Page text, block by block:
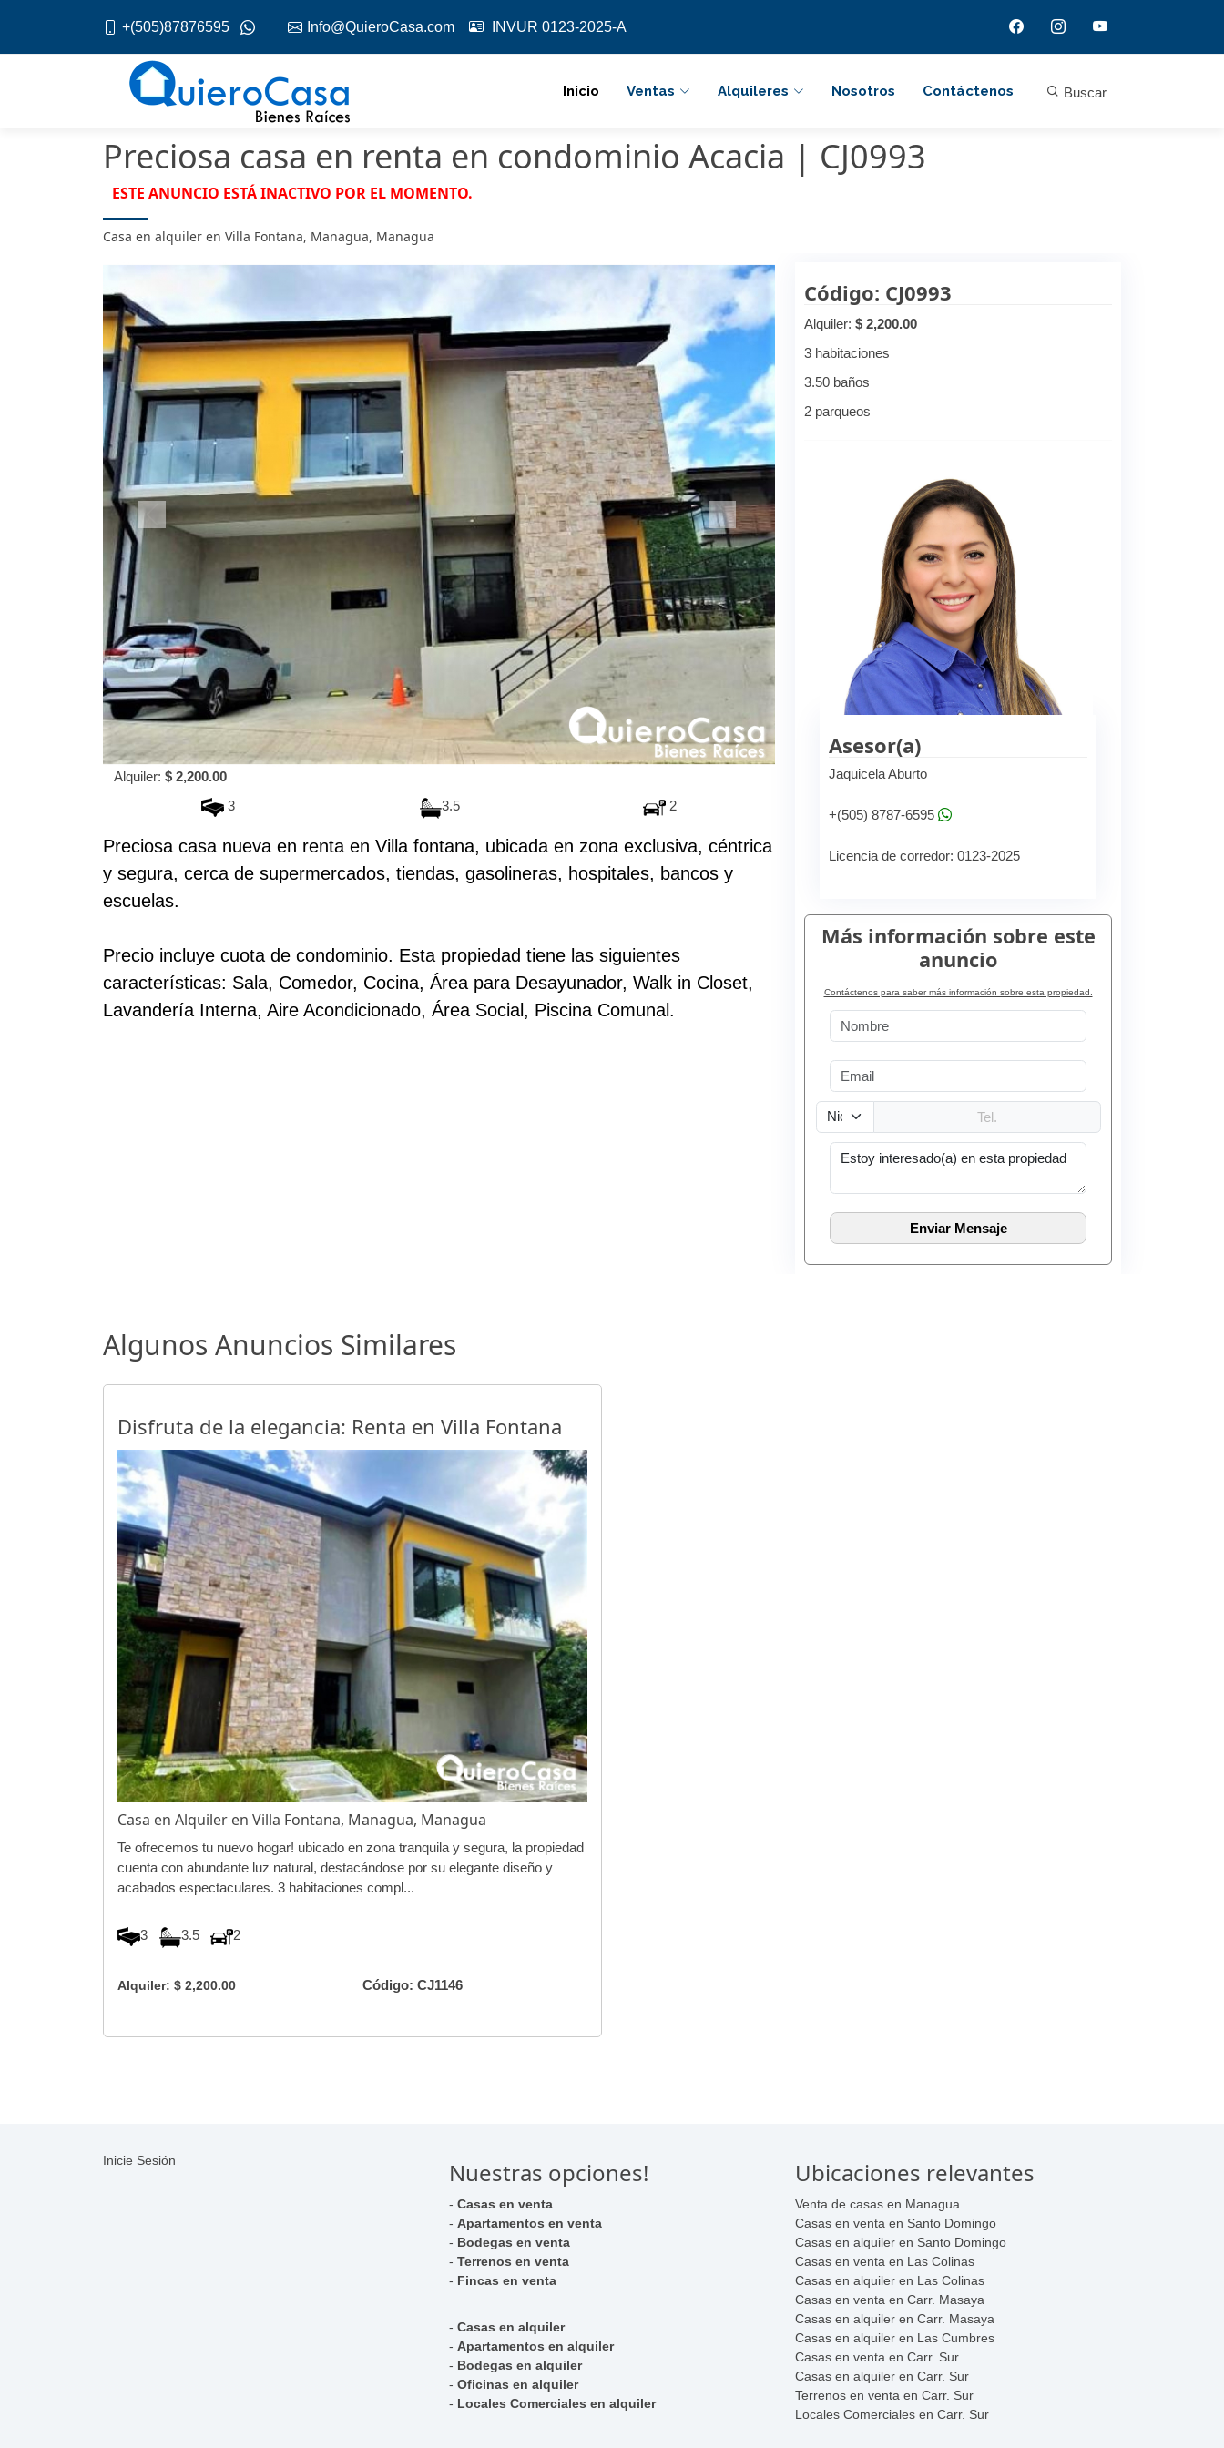
+(505)87876595 Info@QuieroCasa.com INVUR 0123-2025-A
Inicio Ventas Alquileres Nosotros Contáctenos Buscar
Preciosa casa en renta en condominio Acacia | CJ0993
ESTE ANUNCIO ESTÁ INACTIVO POR EL MOMENTO.
Casa en alquiler en Villa Fontana, Managua, Managua
Alquiler: $ 2,200.00
3
3.5 2
Preciosa casa nueva en renta en Villa fontana, ubicada en zona exclusiva, céntrica
y segura, cerca de supermercados, tiendas, gasolineras, hospitales, bancos y
escuelas.
Precio incluye cuota de condominio. Esta propiedad tiene las siguientes
características: Sala, Comedor, Cocina, Área para Desayunador, Walk in Closet,
Lavandería Interna, Aire Acondicionado, Área Social, Piscina Comunal.
Código: CJ0993
Alquiler:$ 2,200.00
3 habitaciones
3.50 baños
2 parqueos
Asesor(a)
Jaquicela Aburto
+(505) 8787-6595
Licencia de corredor: 0123-2025
Más información sobre este
anuncio
Contáctenos para saber más información sobre esta propiedad.
Algunos Anuncios Similares
Disfruta de la elegancia: Renta en Villa Fontana
Casa en Alquiler en Villa Fontana, Managua, Managua
Te ofrecemos tu nuevo hogar! ubicado en zona tranquila y segura, la propiedad
cuenta con abundante luz natural, destacándose por su elegante diseño y
acabados espectaculares. 3 habitaciones compl...
3 3.5 2
Alquiler: $ 2,200.00 Código: CJ1146
Inicie Sesión Nuestras opciones!
-Casas en venta
-Apartamentos en venta
- Bodegas en venta
-Terrenos en venta
- Fincas en venta
-Casas en alquiler
-Apartamentos en alquiler
- Bodegas en alquiler
-Oficinas en alquiler
- Locales Comerciales en alquiler
Ubicaciones relevantes
Venta de casas en Managua
Casas en venta en Santo Domingo
Casas en alquiler en Santo Domingo
Casas en venta en Las Colinas
Casas en alquiler en Las Colinas
Casas en venta en Carr. Masaya
Casas en alquiler en Carr. Masaya
Casas en alquiler en Las Cumbres
Casas en venta en Carr. Sur
Casas en alquiler en Carr. Sur
Terrenos en venta en Carr. Sur
Locales Comerciales en Carr. Sur